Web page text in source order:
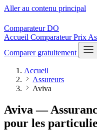
Aller au contenu principal
ComparateurDO
Accueil ComparateurPrix
Comparer gratuitement
Accueil
Assureurs
Aviva
Aviva —
pour les